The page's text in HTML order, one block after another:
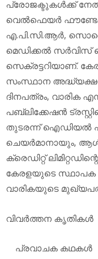
പ്രോജക്ടുകള്‍ക്ക്
വെല്‍ഫെയര്‍
എ.പി.സി.ആര്‍,
മെഡിക്കല്‍
സെക്രട്ടറിയാണ്.
സംസ്ഥാന
ദിനപത്രം, വാരിക
പബ്ലിക്കേഷന്‍
തുടരന്ന് ഐഡിയല്‍
ചെയര്‍മാനായും,
ക്രെഡിറ്റ്
കേരളയുടെ
വാരികയുടെ
വിവര്‍ത്തന കൃതികള്‍
പ്രവാചക കഥകള്‍